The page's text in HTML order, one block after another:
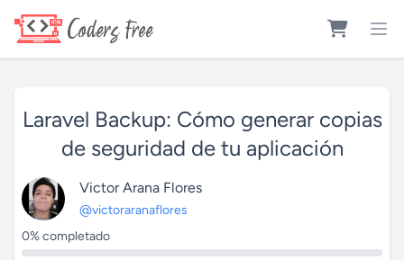
Laravel Backup: Cómo generar copias
de seguridad de tu aplicación
Victor Arana Flores
@victoraranaflores
0% completado